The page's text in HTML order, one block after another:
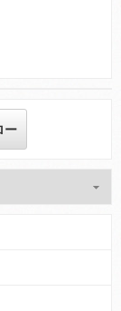
ー